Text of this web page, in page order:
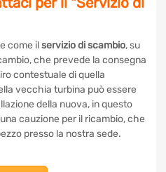
come ilservizio di scambio,
ricambio, che prevede la
e il ritiro contestuale di
della vecchia turbina può
della nuova, in
una cauzione per il
del pezzo presso la